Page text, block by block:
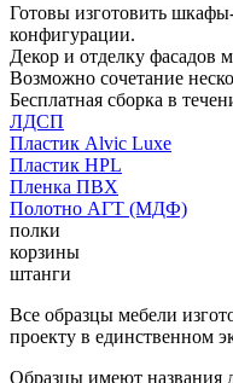
Готовы изготовить
конфигурации.
Декор и отделку фасадов
Возможно сочетание
Бесплатная сборка в
ЛДСП
Пластик Alvic Luxe
Пластик HPL
Пленка ПВХ
Полотно АГТ (МДФ)
полки
корзины
штанги
Все образцы мебели
проекту в единственном
Образцы имеют названия